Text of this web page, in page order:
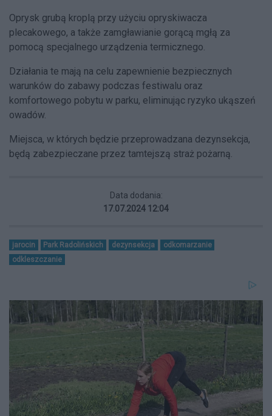
Oprysk grubą kroplą przy użyciu opryskiwacza
plecakowego, a także zamgławianie gorącą mgłą za
pomocą specjalnego urządzenia termicznego.
Działania te mają na celu zapewnienie bezpiecznych
warunków do zabawy podczas festiwalu oraz
komfortowego pobytu w parku, eliminując ryzyko ukąszeń
owadów.
Miejsca, w których będzie przeprowadzana dezynsekcja,
będą zabezpieczane przez tamtejszą straż pożarną.
Data dodania:
17.07.2024 12:04
jarocin Park Radolińskich dezynsekcja
odkomarzanie
odkleszczanie